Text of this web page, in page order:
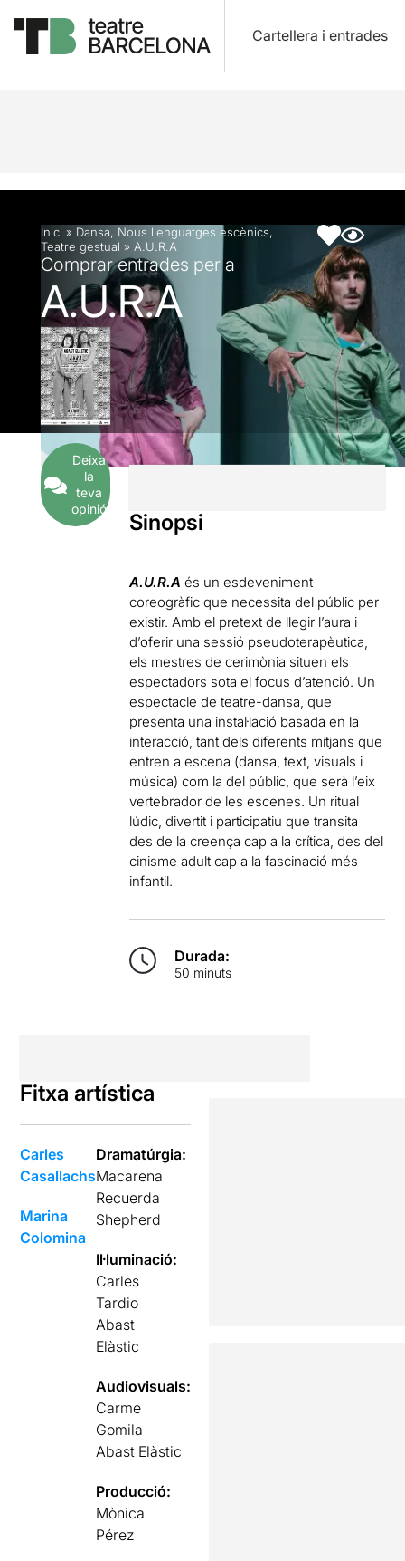
Cartellera i entrades
Descripció Fitxa artística
Inici » Dansa, Nous llenguatges escènics,
Teatre gestual » A.U.R.A
Comprar entrades per a
A.U.R.A
Deixa
la
teva
opinió
Sinopsi
A.U.R.A és un esdeveniment
coreogràfic que necessita del públic per
existir. Amb el pretext de llegir l’aura i
d’oferir una sessió pseudoterapèutica,
els mestres de cerimònia situen els
espectadors sota el focus d’atenció. Un
espectacle de teatre-dansa, que
presenta una instal·lació basada en la
interacció, tant dels diferents mitjans que
entren a escena (dansa, text, visuals i
música) com la del públic, que serà l’eix
vertebrador de les escenes. Un ritual
lúdic, divertit i participatiu que transita
des de la creença cap a la crítica, des del
cinisme adult cap a la fascinació més
infantil.
Durada:
50 minuts
Fitxa artística
Carles
Casallachs
Marina
Colomina
Dramatúrgia:
Macarena
Recuerda
Shepherd
Il·luminació:
Carles
Tardio
Abast
Elàstic
Audiovisuals:
Carme
Gomila
Abast Elàstic
Producció:
Mònica
Pérez